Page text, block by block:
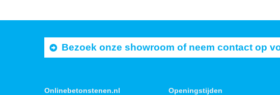
Bezoek onze showroom of neem contact op
Onlinebetonstenen.nl
Openingstijden